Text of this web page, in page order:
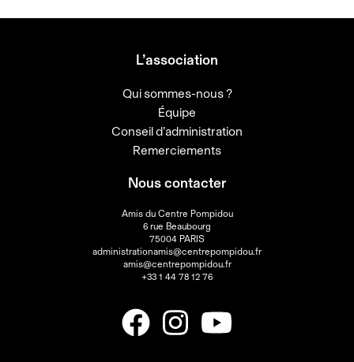
L’association
Qui sommes-nous ?
Équipe
Conseil d’administration
Remerciements
Nous contacter
Amis du Centre Pompidou
6 rue Beaubourg
75004 PARIS
administrationamis@centrepompidou.fr
amis@centrepompidou.fr
+33 1 44 78 12 76